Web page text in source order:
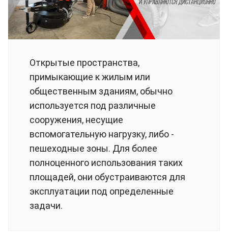
Открытые пространства,
примыкающие к жилым или
общественным зданиям, обычно
используется под различные
сооружения, несущие
вспомогательную нагрузку, либо -
пешеходные зоны. Для более
полноценного использования таких
площадей, они обустраиваются для
эксплуатации под определенные
задачи.